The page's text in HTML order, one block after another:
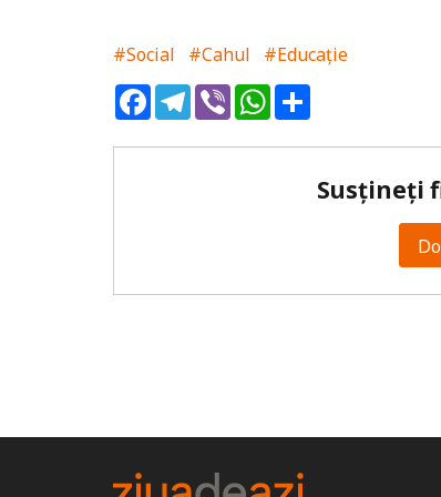
#Social #Cahul
#Educație
FacebookTelegram
ViberWhatsApp
Susțineți